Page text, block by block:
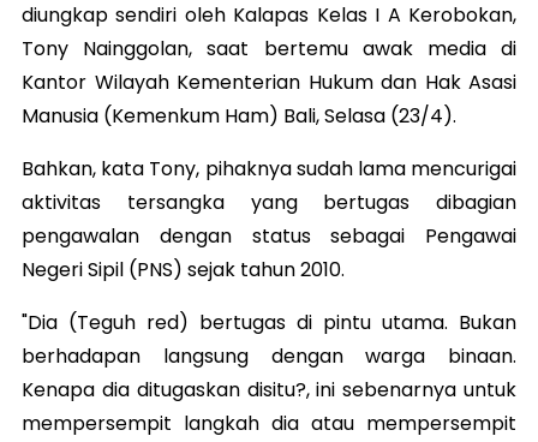
diungkap sendiri oleh Kalapas Kelas I A Kerobokan,
Tony Nainggolan, saat bertemu awak media di
Kantor Wilayah Kementerian Hukum dan Hak Asasi
Manusia (Kemenkum Ham) Bali, Selasa (23/4).
Bahkan, kata Tony, pihaknya sudah lama mencurigai
aktivitas tersangka yang bertugas dibagian
pengawalan dengan status sebagai Pengawai
Negeri Sipil (PNS) sejak tahun 2010.
"Dia (Teguh red) bertugas di pintu utama. Bukan
berhadapan langsung dengan warga binaan.
Kenapa dia ditugaskan disitu?, ini sebenarnya untuk
mempersempit langkah dia atau mempersempit